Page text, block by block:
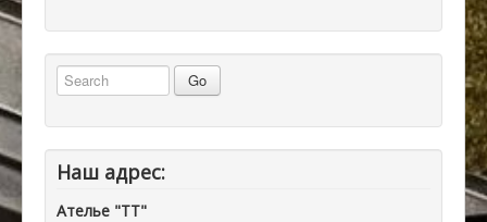
Наш адрес:
Ателье "ТТ"